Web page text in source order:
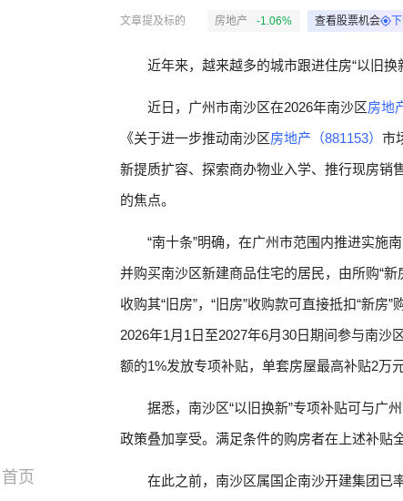
首页
文章提及标的 房地产 -1.06% 查看股票机会
近年来，越来越多的城市跟进住房“以旧换
近日，广州市南沙区在2026年南沙区房地
《关于进一步推动南沙区房地产（881153） 市
新提质扩容、探索商办物业入学、推行现房销
的焦点。
“南十条”明确，在广州市范围内推进实施
并购买南沙区新建商品住宅的居民，由所购“新
收购其“旧房”，“旧房”收购款可直接抵扣“新房
2026年1月1日至2027年6月30日期间参与南沙
额的1%发放专项补贴，单套房屋最高补贴2万
据悉，南沙区“以旧换新”专项补贴可与广
政策叠加享受。满足条件的购房者在上述补贴
在此之前，南沙区属国企南沙开建集团已